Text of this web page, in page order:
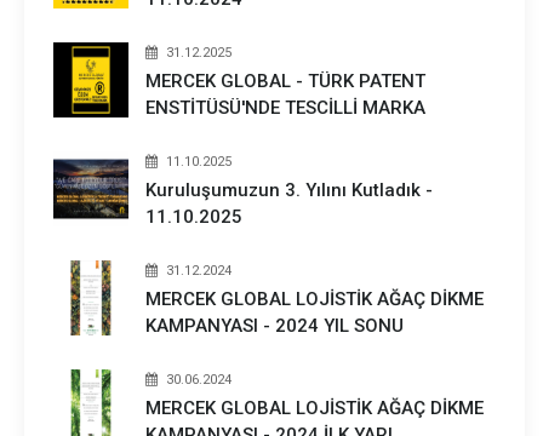
31.12.2025
MERCEK GLOBAL - TÜRK PATENT
ENSTİTÜSÜ'NDE TESCİLLİ MARKA
11.10.2025
Kuruluşumuzun 3. Yılını Kutladık -
11.10.2025
31.12.2024
MERCEK GLOBAL LOJİSTİK AĞAÇ DİKME
KAMPANYASI - 2024 YIL SONU
30.06.2024
MERCEK GLOBAL LOJİSTİK AĞAÇ DİKME